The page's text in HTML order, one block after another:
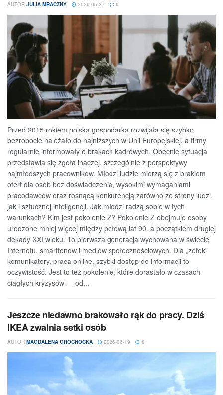
AUTOR JULIA MRACZNY 2026-05-27 0
Przed 2015 rokiem polska gospodarka rozwijała się szybko,
bezrobocie należało do najniższych w Unii Europejskiej, a firmy
regularnie informowały o brakach kadrowych. Obecnie sytuacja
przedstawia się zgoła inaczej, szczególnie z perspektywy
najmłodszych pracowników. Młodzi ludzie mierzą się z brakiem
ofert dla osób bez doświadczenia, wysokimi wymaganiami
pracodawców oraz rosnącą konkurencją zarówno ze strony ludzi,
jak i sztucznej inteligencji. Jak młodzi radzą sobie w tych
warunkach? Kim jest pokolenie Z? Pokolenie Z obejmuje osoby
urodzone mniej więcej między połową lat 90. a początkiem drugiej
dekady XXI wieku. To pierwsza generacja wychowana w świecie
Internetu, smartfonów i mediów społecznościowych. Dla „zetek”
komunikatory, praca online, szybki dostęp do informacji to
oczywistość. Jest to też pokolenie, które dorastało w czasach
ciągłych kryzysów — od...
Jeszcze niedawno brakowało rąk do pracy. Dziś
IKEA zwalnia setki osób
AUTOR MAGDALENA GROCHOCKA 2026-06-19 0